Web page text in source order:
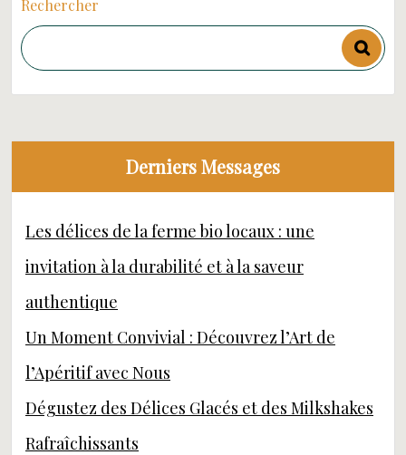
Rechercher
Derniers Messages
Les délices de la ferme bio locaux : une
invitation à la durabilité et à la saveur
authentique
Un Moment Convivial : Découvrez l’Art de
l’Apéritif avec Nous
Dégustez des Délices Glacés et des Milkshakes
Rafraîchissants